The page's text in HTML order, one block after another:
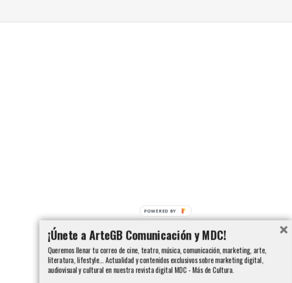
¡Únete a ArteGB Comunicación y MDC!
Queremos llenar tu correo de cine, teatro, música, comunicación, marketing, arte,
literatura, lifestyle... Actualidad y contenidos exclusivos sobre marketing digital,
audiovisual y cultural en nuestra revista digital MDC - Más de Cultura.
POWERED BY